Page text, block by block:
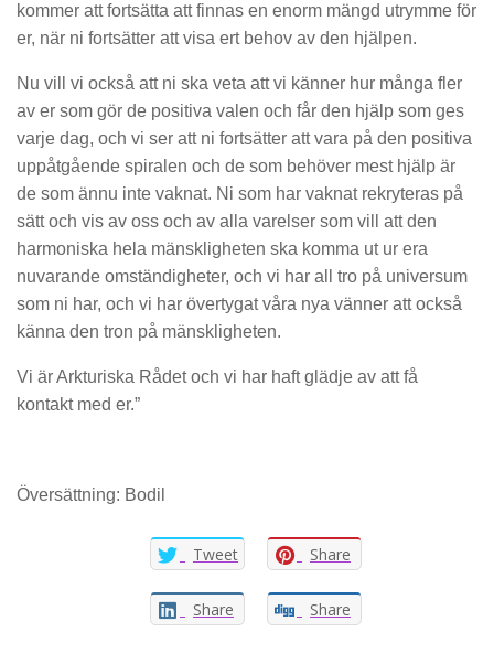
kommer att fortsätta att finnas en enorm mängd utrymme för
er, när ni fortsätter att visa ert behov av den hjälpen.
Nu vill vi också att ni ska veta att vi känner hur många fler
av er som gör de positiva valen och får den hjälp som ges
varje dag, och vi ser att ni fortsätter att vara på den positiva
uppåtgående spiralen och de som behöver mest hjälp är
de som ännu inte vaknat. Ni som har vaknat rekryteras på
sätt och vis av oss och av alla varelser som vill att den
harmoniska hela mänskligheten ska komma ut ur era
nuvarande omständigheter, och vi har all tro på universum
som ni har, och vi har övertygat våra nya vänner att också
känna den tron ​​på mänskligheten.
Vi är Arkturiska Rådet och vi har haft glädje av att få
kontakt med er.”
Översättning: Bodil
Tweet Share
Share Share